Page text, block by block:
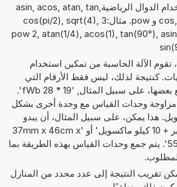
يمكن أيضًا استخدام الدوال الرياضيةasin, acos, atan, tan,
cos, sin, sqrt, exp و pow. مثال:cos(pi/2), sqrt(4), 3
pow 2, atan(1/4), acos(1), tan(90°),
تقوم الآلة الحاسبة من تمكين استخدام
كنتيجة لذلك، ليس فقط الأرقام التي
يمكن حساب مع بعضها، على سبيل المثال, '19 * 28 fWb'.
مزاوجة وحدات القياس مع وحدة أخرى بشكل
هذا يمكن، على سبيل المثال، أن يبدو
مثل: '1 فمتو ويبر + 10 كيلو ماكسويل' أو '37mm x 46cm x
55dm = ? cm^3'. يتم جمع وحدات القياس بهذه الطريقة بما
تقريب النتيجة إلى عدد محدد من المنازل